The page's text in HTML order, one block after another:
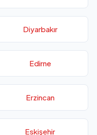
Diyarbakır
Edirne
Erzincan
Eskişehir